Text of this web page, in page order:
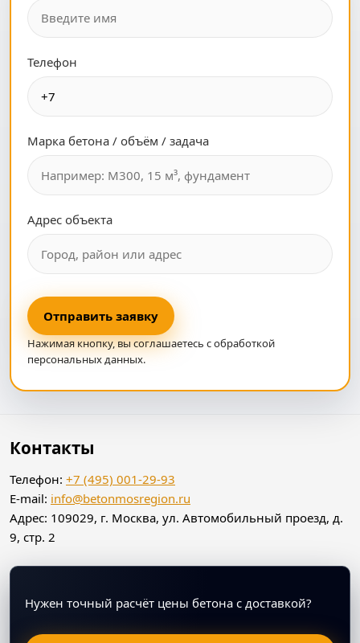
Телефон
Марка бетона / объём / задача
Адрес объекта
Отправить заявку
Нажимая кнопку, вы соглашаетесь с обработкой
персональных данных.
Контакты
Телефон: +7 (495) 001-29-93
E‑mail: info@betonmosregion.ru
Адрес: 109029, г. Москва, ул. Автомобильный проезд, д.
9, стр. 2
Нужен точный расчёт цены бетона с доставкой?